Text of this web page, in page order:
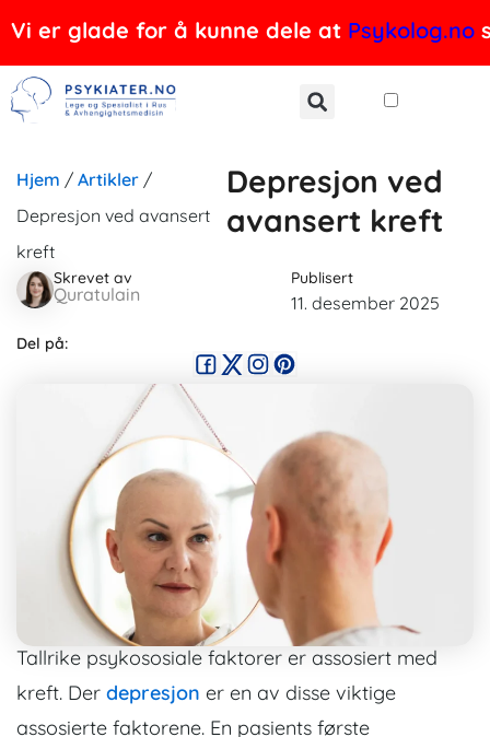
Hopp
til
innholdet
Vi er glade for å kunne dele at Psykolog.no
Hjem / Artikler /
Depresjon ved avansert
kreft
Depresjon ved
avansert kreft
Skrevet av
Quratulain
Publisert
11. desember 2025
Del på:
Tallrike psykososiale faktorer er assosiert med
kreft. Der depresjon er en av disse viktige
assosierte faktorene. En pasients første